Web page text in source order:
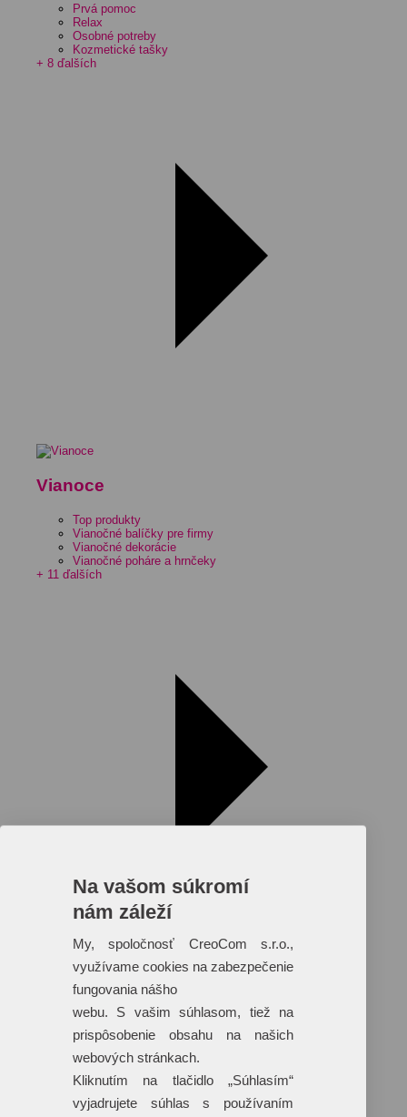
Prvá pomoc
Relax
Osobné potreby
Kozmetické tašky
+ 8 ďalších
Vianoce
Top produkty
Vianočné balíčky pre firmy
Vianočné dekorácie
Vianočné poháre a hrnčeky
+ 11 ďalších
Reklamné predmety s plnofarebnou
potlačou
Dáždniky
Tašky
Hračky
+ 17 ďalších
Na vašom súkromí
nám záleží
My, spoločnosť CreoCom s.r.o.,
využívame cookies na zabezpečenie
fungovania nášho
webu. S vašim súhlasom, tiež na
prispôsobenie obsahu na našich
webových stránkach.
Kliknutím na tlačidlo „Súhlasím“
vyjadrujete súhlas s používaním